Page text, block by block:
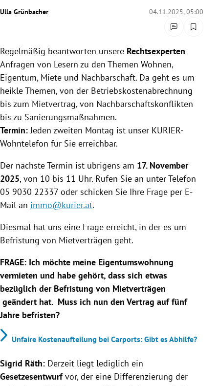
Untermenü
Untermenü
Ulla Grünbacher 04.11.2025, 05:00
Regelmäßig beantworten unsere Rechtsexperten
Anfragen von Lesern zu den Themen Wohnen,
Eigentum, Miete und Nachbarschaft. Da geht es um
heikle Themen, von der Betriebskostenabrechnung
bis zum Mietvertrag, von Nachbarschaftskonflikten
bis zu Sanierungsmaßnahmen.
Termin:Jeden zweiten Montag ist unser KURIER-
Wohntelefon für Sie erreichbar.
Der nächste Termin ist übrigens am 17. November
2025, von 10 bis 11 Uhr. Rufen Sie an unter Telefon
05 9030 22337 oder schicken Sie Ihre Frage per E-
Mail an immo@kurier.at.
Diesmal hat uns eine Frage erreicht, in der es um
Befristung von Mietverträgen geht.
FRAGE: Ich möchte meine Eigentumswohnung
vermieten und habe gehört, dass sich etwas
bezüglich der Befristung von Mietverträgen
geändert hat. Muss ich nun den Vertrag auf fünf
Jahre befristen?
Unfaire Kostenaufteilung bei Carports: Gibt es Abhilfe?
Sigrid Räth: Derzeit liegt lediglich ein
Gesetzesentwurfvor, der eine Differenzierung der